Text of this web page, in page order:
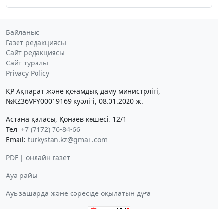
Байланыс
Газет редакциясы
Сайт редакциясы
Сайт туралы
Privacy Policy
ҚР Ақпарат және қоғамдық даму министрлігі,
№KZ36VPY00019169 куәлігі, 08.01.2020 ж.
Астана қаласы, Қонаев көшесі, 12/1
Тел: +7 (7172) 76-84-66
Email: turkystan.kz@gmail.com
PDF | онлайн газет
Ауа райы
Ауызашарда және сәресіде оқылатын дұға